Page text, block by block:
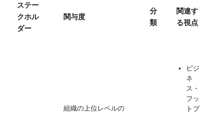
ステー
クホル
ダー
関与度
分
類
関連す
る視点
組織の上位レベルの
ビジ
ネ
ス・
フッ
トプ